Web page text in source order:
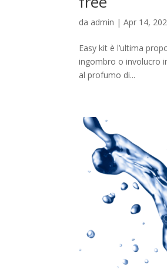
da admin |Apr 14,
Easy kit è l’ultima
ingombro o involucro
al profumo di...